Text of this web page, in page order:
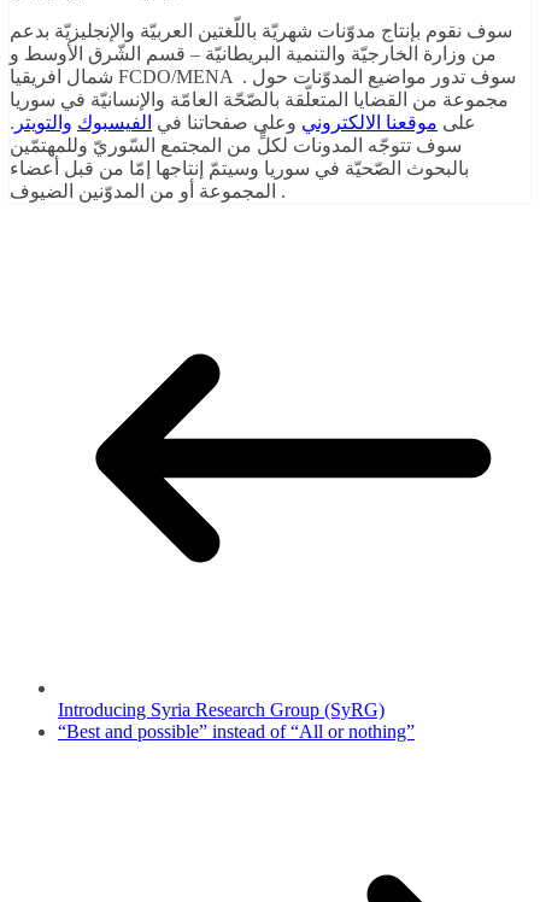
سوف نقوم بإنتاج مدوّنات شهريّة باللّغتين العربيّة والإنجليزيّة بدعم
من وزارة الخارجيّة والتنمية البريطانيّة – قسم الشّرق الأوسط و
شمال افريقيا FCDO/MENA . سوف تدور مواضيع المدوّنات حول
مجموعة من القضايا المتعلّقة بالصّحّة العامّة والإنسانيّة في سوريا
على موقعنا الالكتروني وعلى صفحاتنا في الفيسبوك والتويتر .
سوف تتوجّه المدونات لكلٍّ من المجتمع السّوريّ وللمهتمّين
بالبحوث الصّحيّة في سوريا وسيتمّ إنتاجها إمّا من قبل أعضاء
المجموعة أو من المدوّنين الضيوف .
Introducing Syria Research Group (SyRG)
“Best and possible” instead of “All or nothing”